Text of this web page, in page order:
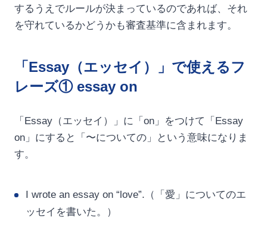
するうえでルールが決まっているのであれば、それ
を守れているかどうかも審査基準に含まれます。
「Essay（エッセイ）」で使えるフ
レーズ① essay on
「Essay（エッセイ）」に「on」をつけて「Essay
on」にすると「〜についての」という意味になりま
す。
I wrote an essay on “love”.（「愛」についてのエ
ッセイを書いた。）